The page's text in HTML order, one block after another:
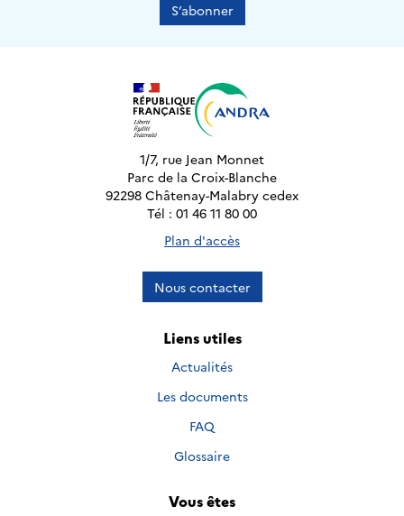
S’abonner
1/7, rue Jean Monnet
Parc de la Croix-Blanche
92298 Châtenay-Malabry cedex
Tél : 01 46 11 80 00
Plan d'accès
Nous contacter
Liens utiles
Actualités
Les documents
FAQ
Glossaire
Vous êtes